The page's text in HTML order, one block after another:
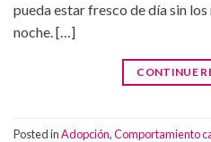
pueda estar fresco de día sin
noche. […]
CONTINUE
Posted inAdopción,Comportamiento